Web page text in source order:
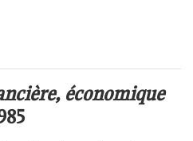
économique